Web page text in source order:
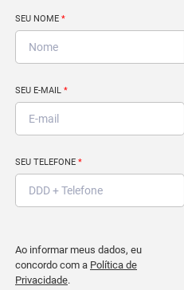
SEU NOME *
SEU E-MAIL *
SEU TELEFONE *
Ao informar meus dados, eu
concordo com a Política de
Privacidade.